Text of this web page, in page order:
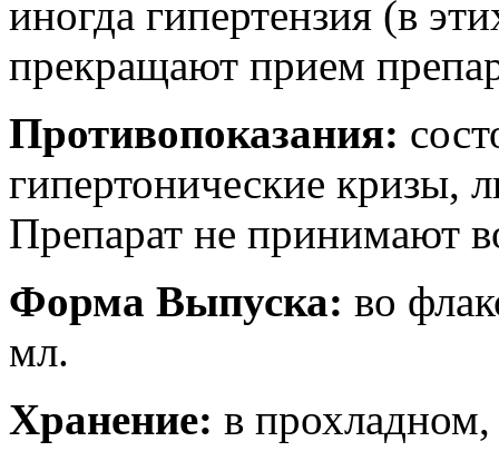
иногда гипертензия (в
прекращают прием
Противопоказания:
гипертонические кризы,
Препарат не принимают
Форма Выпуска: во
мл.
Хранение: в